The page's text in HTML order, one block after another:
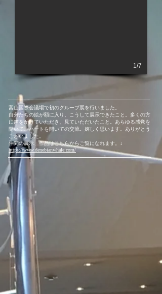
1/7
富山国際会議場で初のグループ展を行いました。
​自分たちの絵が額に入り、こうして展示できたこと。多くの方
に声をかけていただき、見ていただいたこと。あらゆる感覚を
開いて、ハートを開いての交流。嬉しく思います。ありがとう
ございました。
​仲間の展示、作品はこちらからご覧になれます。↓
https://www.denebianwhale.com/